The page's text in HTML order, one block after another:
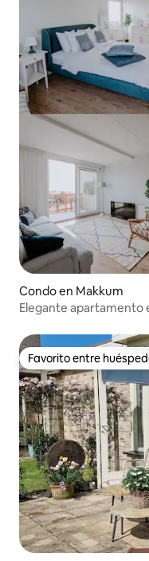
Condo en Makkum
Elegante apartamento
Favorito entre
Favorito entre